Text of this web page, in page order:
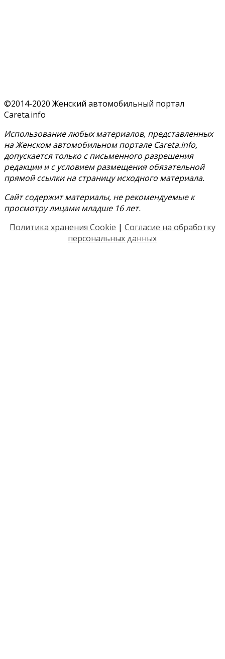
©2014-2020 Женский автомобильный портал
Careta.info
Использование любых материалов, представленных
на Женском автомобильном портале Careta.info,
допускается только с письменного разрешения
редакции и с условием размещения обязательной
прямой ссылки на страницу исходного материала.
Сайт содержит материалы, не рекомендуемые к
просмотру лицами младше 16 лет.
Политика хранения Cookie | Согласие на обработку
персональных данных